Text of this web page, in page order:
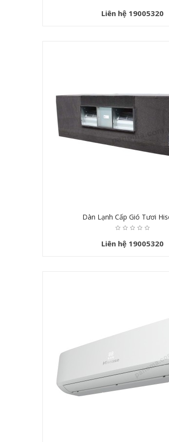
Liên hệ 19005320
Dàn Lạnh Cấp Gió Tươi
Liên hệ 19005320